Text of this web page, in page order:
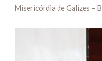
Misericórdia de Galizes –